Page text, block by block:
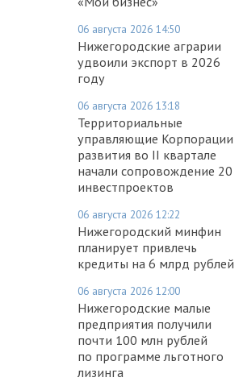
06 августа 2026 14:50
Нижегородские аграрии
удвоили экспорт в 2026
году
06 августа 2026 13:18
Территориальные
управляющие Корпорации
развития во II квартале
начали сопровождение 20
инвестпроектов
06 августа 2026 12:22
Нижегородский минфин
планирует привлечь
кредиты на 6 млрд рублей
06 августа 2026 12:00
Нижегородские малые
предприятия получили
почти 100 млн рублей
по программе льготного
лизинга